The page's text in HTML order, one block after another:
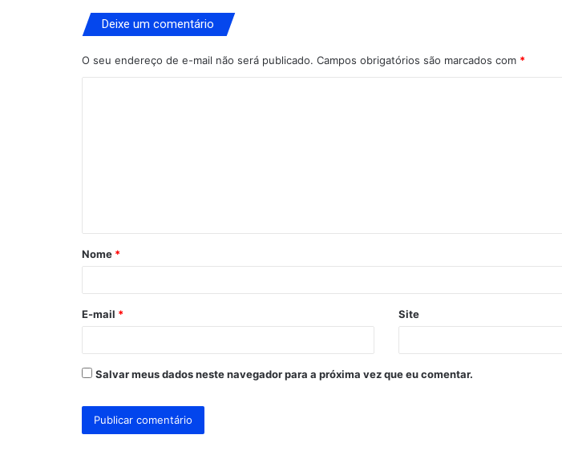
Deixe um comentário
O seu endereço de e-mail não será publicado. Campos obrigatórios são marcados com *
á
r
*
Nome *
E-mail * Site
Salvar meus dados neste navegador para a próxima vez que eu comentar.